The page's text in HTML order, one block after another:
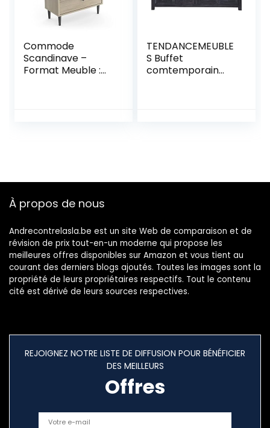
Commode
Scandinave –
Format Meuble :
TENDANCEMEUBLE
S Buffet
comtemporain
À propos de nous
Andrecontrelasla.be est un site Web de comparaison et de
révision de prix tout-en-un moderne qui propose les
meilleures offres disponibles sur Amazon et vous tient au
courant des derniers blogs ajoutés. Toutes les images sont la
propriété de leurs propriétaires respectifs. Tout le contenu
cité est dérivé de leurs sources respectives.
REJOIGNEZ NOTRE LISTE DE DIFFUSION POUR BÉNÉFICIER
DES MEILLEURS
Offres